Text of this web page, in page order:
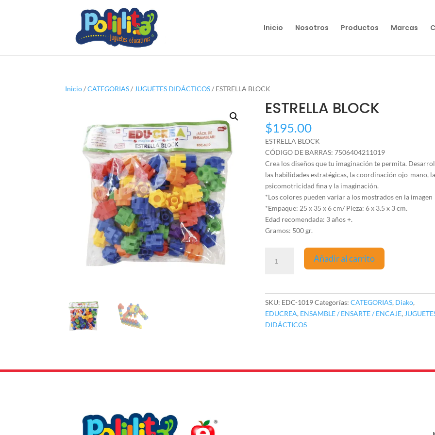
Inicio Nosotros Productos Marcas
Inicio/CATEGORIAS/ JUGUETES DIDÁCTICOS/ ESTRELLA BLOCK
ESTRELLA BLOCK
$195.00
ESTRELLA BLOCK
CÓDIGO DE BARRAS: 7506404211019
Crea los diseños que tu imaginación te permita.
las habilidades estratégicas, la coordinación ojo-mano, la
psicomotricidad fina y la imaginación.
*Los colores pueden variar a los mostrados en la imagen
*Empaque: 25 x 35 x 6 cm/ Pieza: 6 x 3.5 x 3 cm.
Edad recomendada: 3 años +.
Gramos: 500 gr.
BLOCK
Añadir al carrito
SKU: EDC-1019Categorías:CATEGORIAS, Diako,
EDUCREA, ENSAMBLE / ENSARTE / ENCAJE,
DIDÁCTICOS